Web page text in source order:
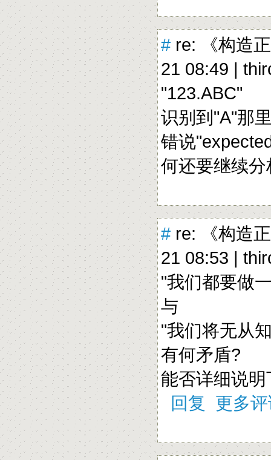
# re: 《构造
21 08:49 |
"123.ABC"
识别到"A"那
错说
何还要继续
# re: 《构造
21 08:53 |
"我们都要做
与
"我们将无从
有何矛盾?
能否详细说明
回复
更多